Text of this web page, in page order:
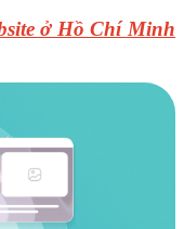
ở Hồ Chí Minh